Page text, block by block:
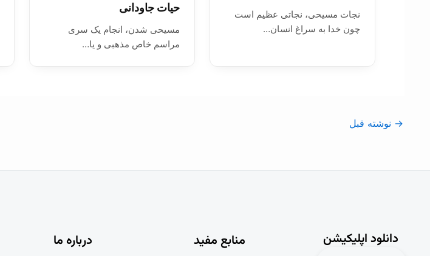
نجات مسيحی، نجاتی عظيم است
چون خدا به سراغ انسان…
حيات جاودانی
مسيحی شدن، انجام يک سری
مراسم خاص مذهبی و يا…
→ نوشته قبل
درباره ما منابع مفید دانلود اپلیکیشن